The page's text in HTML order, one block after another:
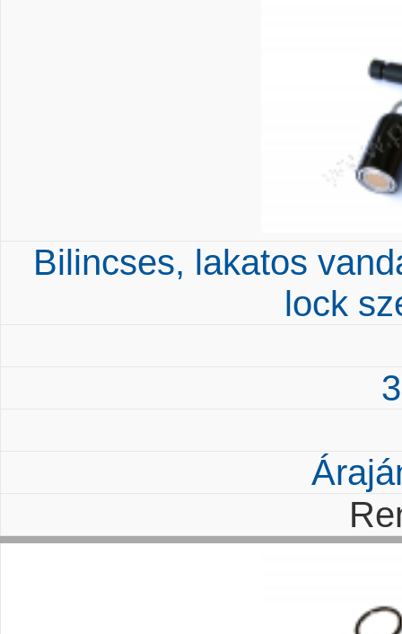
Bilincses, lakatos
lock